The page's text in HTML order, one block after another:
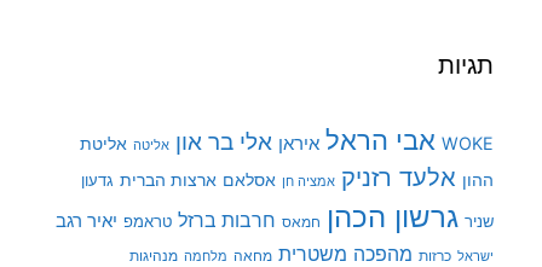
תגיות
WOKE אבי הראל איראן אלי בר און אליטה אליטת
ההון אלעד רזניק אמציה חן אסלאם ארצות הברית גדעון
שניר גרשון הכהן חמאס חרבות ברזל טראמפ יאיר רגב
ישראל כרזות מהפכה משטרית מחאה מלחמה מנהיגות